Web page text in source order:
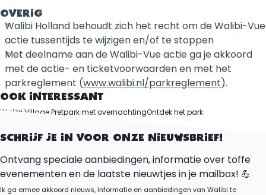
OVERIG
Walibi Holland behoudt zich het recht om de Walibi-Vue
actie tussentijds te wijzigen en/of te stoppen
Met deelname aan de Walibi-Vue actie ga je akkoord
met de actie- en ticketvoorwaarden en met het
parkreglement (www.walibi.nl/parkreglement).
OOK INTERESSANT
Walibi Village Pretpark met overnachtingOntdek het park
SCHRIJF JE IN VOOR ONZE NIEUWSBRIEF!
Ontvang speciale aanbiedingen, informatie over toffe
evenementen en de laatste nieuwtjes in je mailbox! 💪
Ik ga ermee akkoord nieuws, informatie en aanbiedingen van Walibi te